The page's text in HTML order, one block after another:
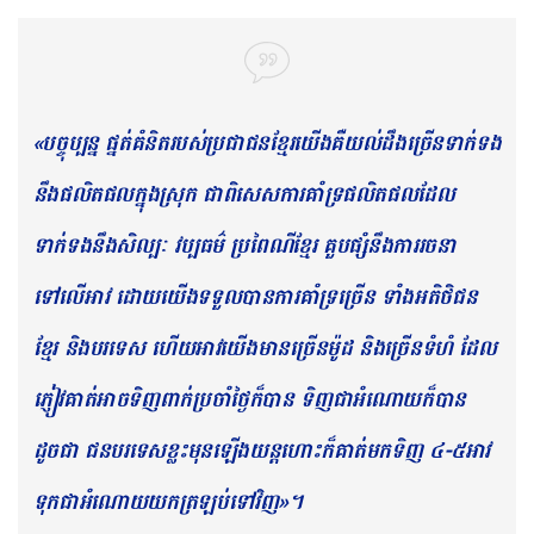
«បច្ចុប្បន្ន ផ្នត់គំនិតរបស់ប្រជាជនខ្មែរយើងគឺយល់ដឹងច្រើនទាក់ទង
នឹងផលិតផលក្នុងស្រុក ជាពិសេសការគាំទ្រផលិតផលដែល
ទាក់ទងនឹងសិល្បៈ វប្បធម៌ ប្រពៃណីខ្មែរ គួបផ្សំនឹងការរចនា
ទៅលើអាវ ដោយយើងទទួលបានការគាំទ្រច្រើន ទាំងអតិថិជន
ខ្មែរ និងបរទេស ហើយអាវយើងមានច្រើនម៉ូដ និងច្រើនទំហំ ដែល
ភ្ញៀវគាត់អាចទិញពាក់ប្រចាំថ្ងៃក៏បាន ទិញជាអំណោយក៏បាន
ដូចជា ជនបរទេសខ្លះមុនឡើងយន្តហោះក៏គាត់មកទិញ ៤-៥អាវ
ទុកជាអំណោយយកត្រឡប់ទៅវិញ»។